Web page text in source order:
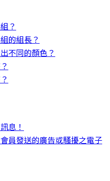
？
的組長？
不同的顏色？
息！
員發送的廣告或騷擾之電子